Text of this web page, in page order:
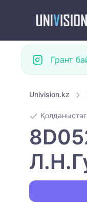
Грант
Univision.kz